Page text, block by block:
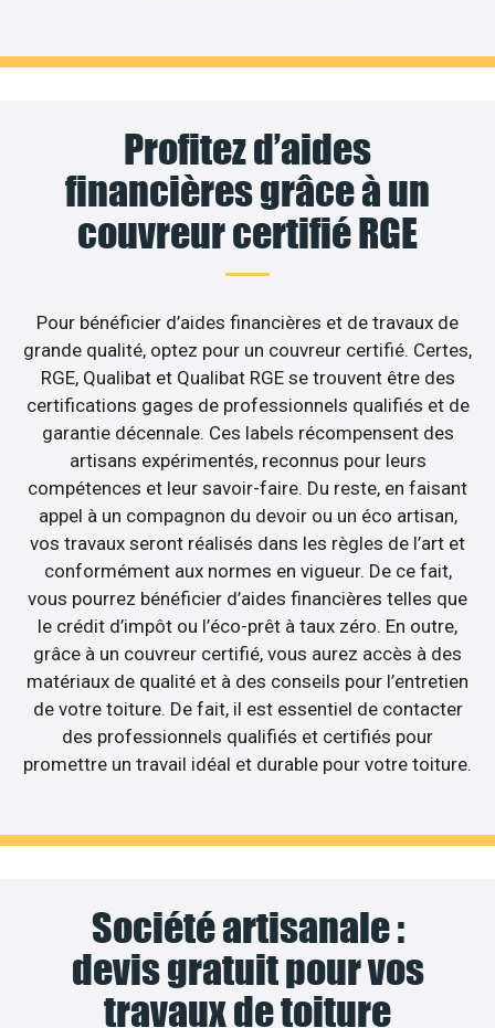
Profitez d’aides
financières grâce à un
couvreur certifié RGE
Pour bénéficier d’aides financières et de travaux de
grande qualité, optez pour un couvreur certifié. Certes,
RGE, Qualibat et Qualibat RGE se trouvent être des
certifications gages de professionnels qualifiés et de
garantie décennale. Ces labels récompensent des
artisans expérimentés, reconnus pour leurs
compétences et leur savoir-faire. Du reste, en faisant
appel à un compagnon du devoir ou un éco artisan,
vos travaux seront réalisés dans les règles de l’art et
conformément aux normes en vigueur. De ce fait,
vous pourrez bénéficier d’aides financières telles que
le crédit d’impôt ou l’éco-prêt à taux zéro. En outre,
grâce à un couvreur certifié, vous aurez accès à des
matériaux de qualité et à des conseils pour l’entretien
de votre toiture. De fait, il est essentiel de contacter
des professionnels qualifiés et certifiés pour
promettre un travail idéal et durable pour votre toiture.
Société artisanale :
devis gratuit pour vos
travaux de toiture